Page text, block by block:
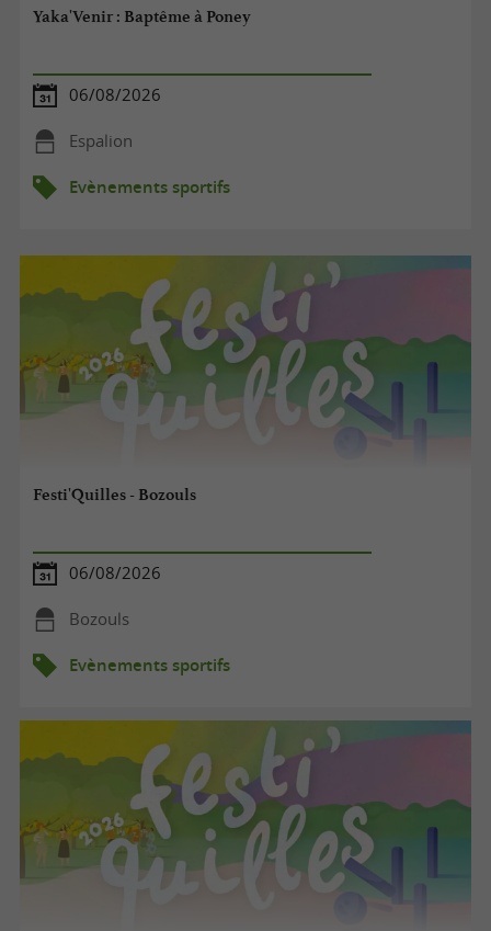
Yaka'Venir : Baptême à Poney
06/08/2026
Espalion
Evènements sportifs
Festi'Quilles - Bozouls
06/08/2026
Bozouls
Evènements sportifs